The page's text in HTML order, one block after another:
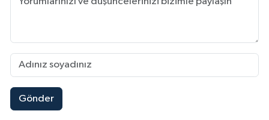
Gönder